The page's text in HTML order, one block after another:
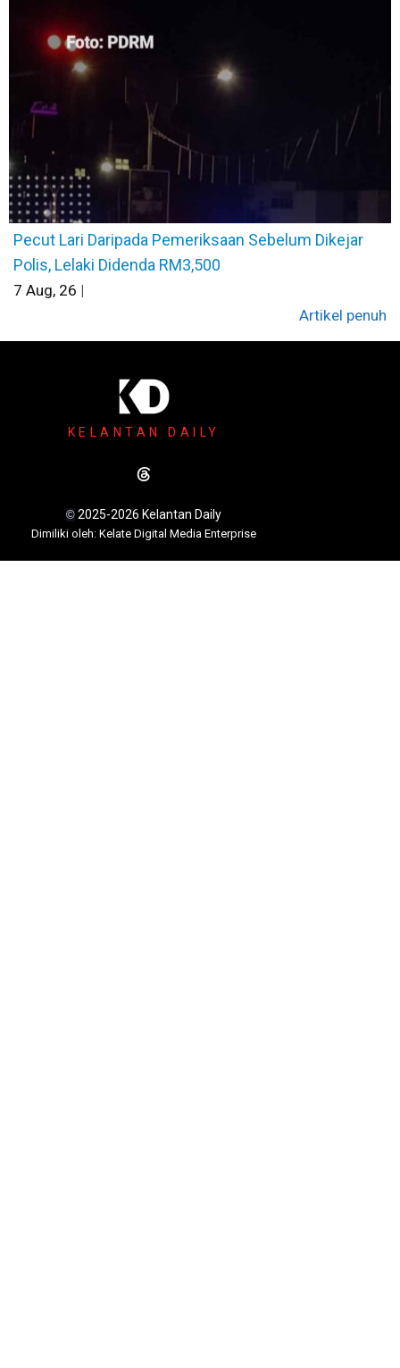
Pecut Lari Daripada Pemeriksaan Sebelum Dikejar
Polis, Lelaki Didenda RM3,500
7 Aug, 26 |
Artikel penuh
KELANTAN DAILY
© 2025-2026 Kelantan Daily
Dimiliki oleh: Kelate Digital Media Enterprise